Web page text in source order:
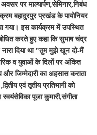
पर माल्यार्पण,सेमिनार,निबंध
बहादुरपुर प्रखंड के पायोनियर
गया। इस कार्यक्रम में उपस्थित
करते हुए कहा कि सुभाष चंद्र
दिया था ”तुम मुझे खून दो-मैं
व युवाओं के दिलों पर अंकित
और जिम्मेदारी का अहसास कराता
एवं तृतीय प्रतिभागी को
पूजा कुमारी,संगीता